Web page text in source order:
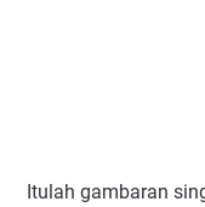
Itulah gambaran